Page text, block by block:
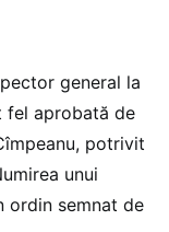
general la
fel aprobată de
potrivit
unui
ordin semnat de